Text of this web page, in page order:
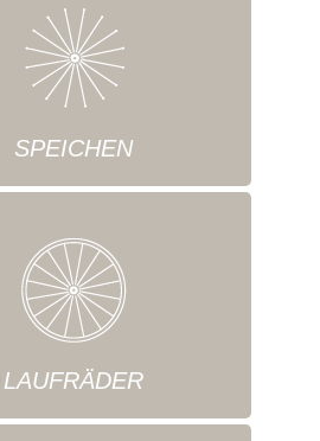
SPEICHEN
LAUFRÄDER